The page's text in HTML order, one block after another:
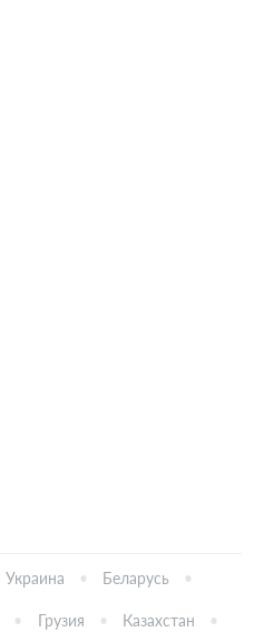
Украина Беларусь
Грузия Казахстан